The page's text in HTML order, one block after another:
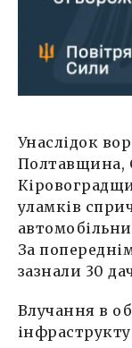
Унаслідок
Полтавщина,
уламків
За
зазнали 30
Влучання в